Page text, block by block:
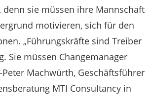
sie müssen ihre Mannschaft
motivieren, sich für den
„Führungskräfte sind Treiber
Sie müssen Changemanager
Peter Machwürth, Geschäftsführer
MTI Consultancy in